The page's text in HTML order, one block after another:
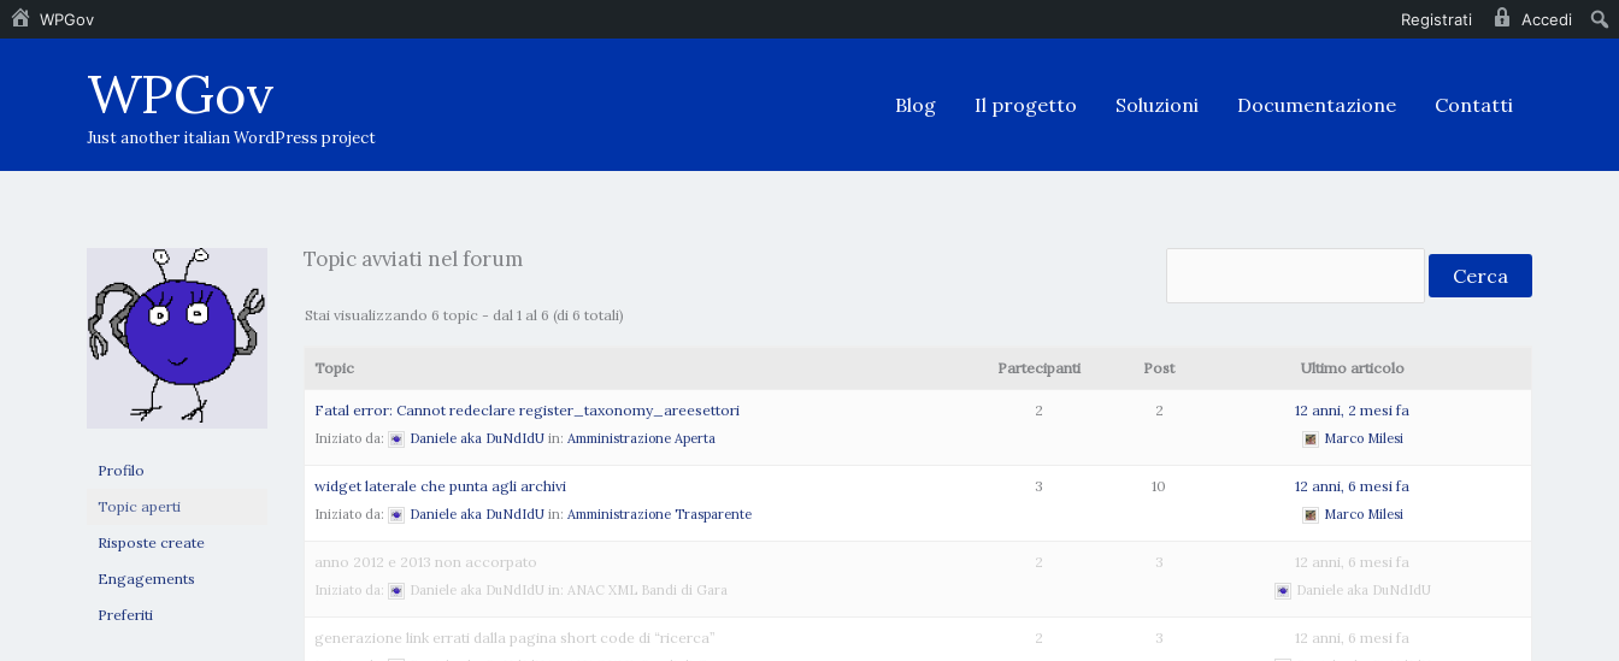
WPGov Registrati Accedi
WPGov
Just another italian WordPress project
Blog Il progetto Soluzioni Documentazione Contatti
Profilo
Topic aperti
Risposte create
Engagements
Preferiti
Topic avviati nel forum
Stai visualizzando 6 topic - dal 1 al 6 (di 6 totali)
Topic Partecipanti Post Ultimo articolo
Fatal error: Cannot redeclare register_taxonomy_areesettori
Iniziato da: Daniele aka DuNdIdU in: Amministrazione Aperta
2 2 12 anni, 2 mesi fa
Marco Milesi
widget laterale che punta agli archivi
Iniziato da: Daniele aka DuNdIdU in: Amministrazione Trasparente
3 10 12 anni, 6 mesi fa
Marco Milesi
anno 2012 e 2013 non accorpato
Iniziato da: Daniele aka DuNdIdU in: ANAC XML Bandi di Gara
2 3 12 anni, 6 mesi fa
Daniele aka DuNdIdU
generazione link errati dalla pagina short code di “ricerca” 2 3 12 anni, 6 mesi fa